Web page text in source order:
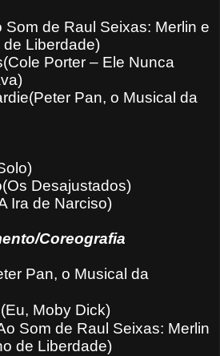
de Raul Seixas: Merlin e
Liberdade)
Porter – Ele Nunca
Pan, o Musical da
Desajustados)
Ira de Narciso)
Coreografia
Pan, o Musical da
Moby Dick)
Som de Raul Seixas: Merlin
de Liberdade)